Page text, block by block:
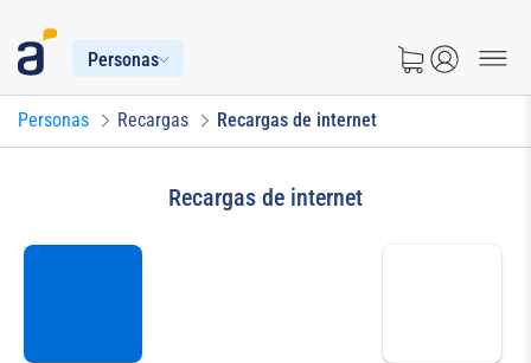
Personas
Personas Recargas Recargas de internet
Recargas de internet